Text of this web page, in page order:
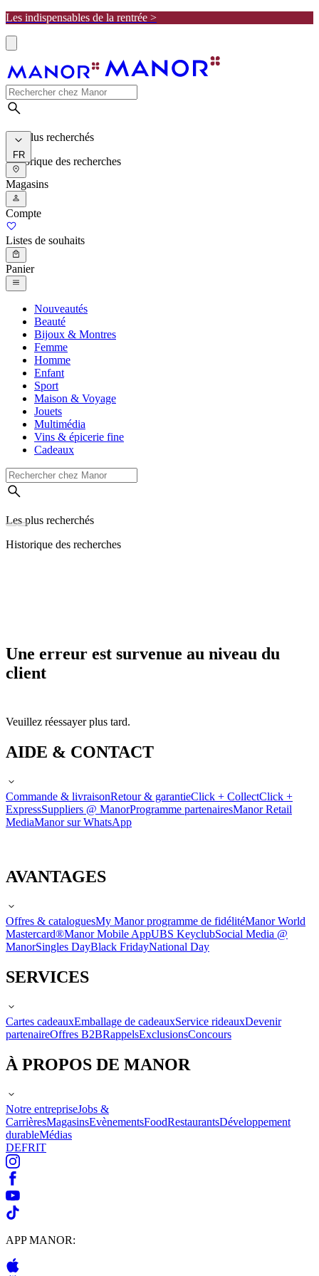
Les indispensables de la rentrée >
Les plus recherchés
Historique des recherches
FR
Magasins
Compte
Listes de souhaits
Panier
Nouveautés
Beauté
Bijoux & Montres
Femme
Homme
Enfant
Sport
Maison & Voyage
Jouets
Multimédia
Vins & épicerie fine
Cadeaux
Les plus recherchés
Historique des recherches
Une erreur est survenue au niveau du
client
Veuillez réessayer plus tard.
AIDE & CONTACT
Commande & livraisonRetour & garantieClick + CollectClick +
ExpressSuppliers @ ManorProgramme partenairesManor Retail
MediaManor sur WhatsApp
AVANTAGES
Offres & cataloguesMy Manor programme de fidélitéManor World
Mastercard®Manor Mobile AppUBS KeyclubSocial Media @
ManorSingles DayBlack FridayNational Day
SERVICES
Cartes cadeauxEmballage de cadeauxService rideauxDevenir
partenaireOffres B2BRappelsExclusionsConcours
À PROPOS DE MANOR
Notre entrepriseJobs &
CarrièresMagasinsEvènementsFoodRestaurantsDéveloppement
durableMédias
DEFRIT
APP MANOR: